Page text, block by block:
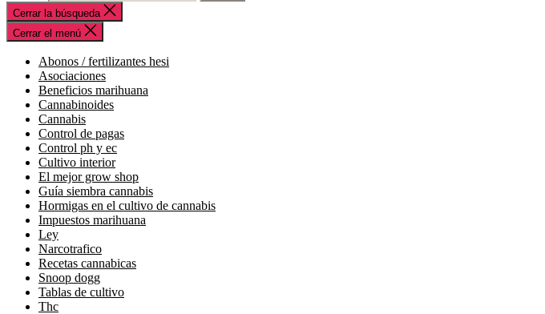
Cerrar la búsqueda
Cerrar el menú
abonos / fertilizantes hesi
asociaciones
beneficios marihuana
cannabinoides
cannabis
control de pagas
control ph y ec
cultivo interior
el mejor grow shop
guía siembra cannabis
hormigas en el cultivo de cannabis
impuestos marihuana
ley
narcotrafico
recetas cannabicas
snoop dogg
tablas de cultivo
thc